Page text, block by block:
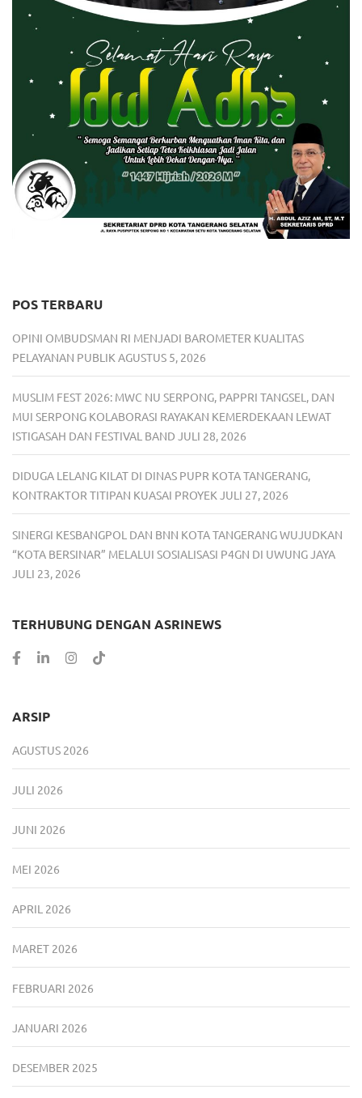
POS TERBARU
OPINI OMBUDSMAN RI MENJADI BAROMETER KUALITAS
PELAYANAN PUBLIK AGUSTUS 5, 2026
MUSLIM FEST 2026: MWC NU SERPONG, PAPPRI TANGSEL, DAN
MUI SERPONG KOLABORASI RAYAKAN KEMERDEKAAN LEWAT
ISTIGASAH DAN FESTIVAL BAND JULI 28, 2026
DIDUGA LELANG KILAT DI DINAS PUPR KOTA TANGERANG,
KONTRAKTOR TITIPAN KUASAI PROYEK JULI 27, 2026
SINERGI KESBANGPOL DAN BNN KOTA TANGERANG WUJUDKAN
“KOTA BERSINAR” MELALUI SOSIALISASI P4GN DI UWUNG JAYA
JULI 23, 2026
TERHUBUNG DENGAN ASRINEWS
ARSIP
AGUSTUS 2026
JULI 2026
JUNI 2026
MEI 2026
APRIL 2026
MARET 2026
FEBRUARI 2026
JANUARI 2026
DESEMBER 2025